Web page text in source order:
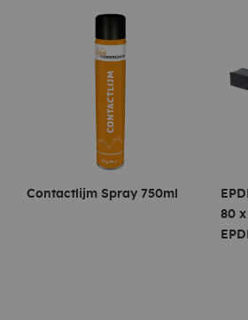
Contactlijm Spray 750ml
80